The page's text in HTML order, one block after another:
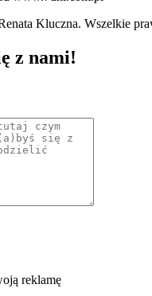
Kluczna. Wszelkie
z nami!
reklamę